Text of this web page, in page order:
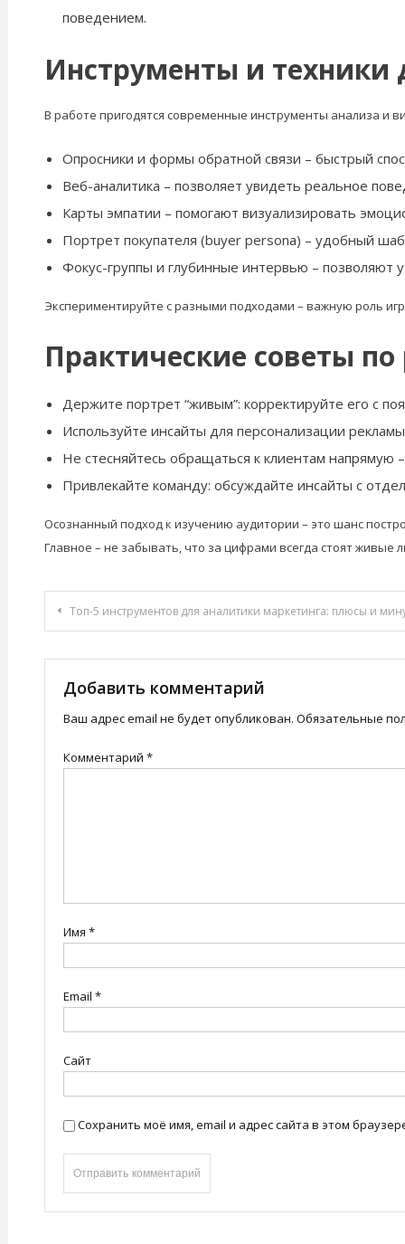
поведением.
Инструменты и техники
В работе пригодятся современные инструменты анализа и
Опросники и формы обратной связи – быстрый
Веб-аналитика – позволяет увидеть реальное
Карты эмпатии – помогают визуализировать
Портрет покупателя (buyer persona) – удобный
Фокус-группы и глубинные интервью – позволяют
Экспериментируйте с разными подходами – важную роль
Практические советы
Держите портрет “живым”: корректируйте его с
Используйте инсайты для персонализации
Не стесняйтесь обращаться к клиентам
Привлекайте команду: обсуждайте инсайты с
Осознанный подход к изучению аудитории – это шанс
Главное – не забывать, что за цифрами всегда стоят живые
Навигация
по
записям
Топ-5 инструментов для аналитики маркетинга: плюсы и
Добавить комментарий
Ваш адрес email не будет опубликован. Обязательные
Комментарий *
Имя *
Email *
Сайт
Сохранить моё имя, email и адрес сайта в этом